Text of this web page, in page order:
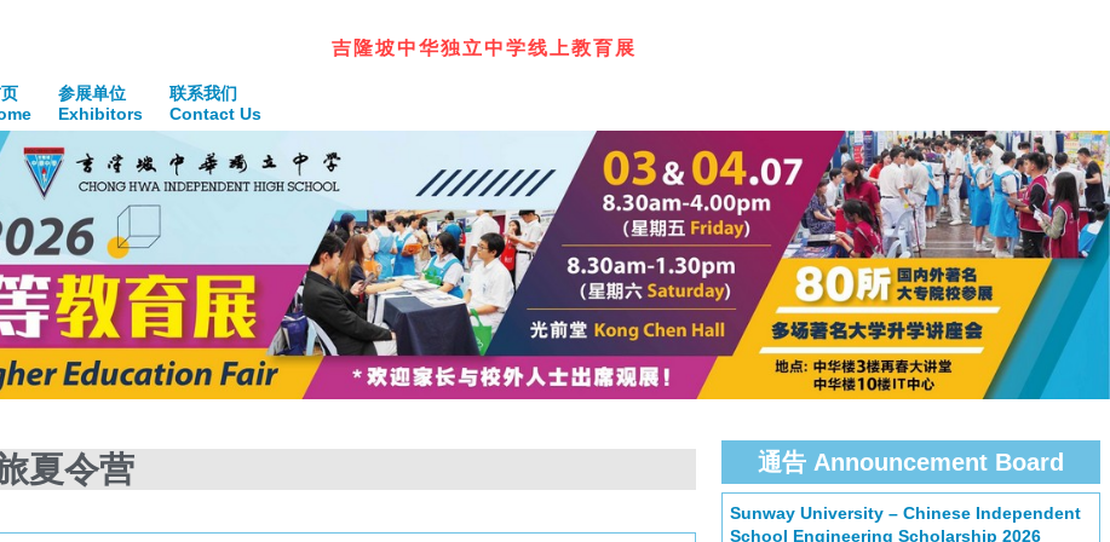
吉 隆坡中华独立中学线上教育展
参展单位
Exhibitors
联系我们
Contact Us
夏令营 通告 Announcement Board
Sunway University – Chinese Independent
School Engineering Scholarship 2026